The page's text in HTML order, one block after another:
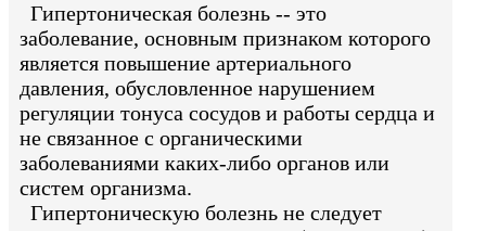
Гипертоническая болезнь -- это
заболевание, основным признаком которого
является повышение артериального
давления, обусловленное нарушением
регуляции тонуса сосудов и работы сердца и
не связанное с органическими
заболеваниями каких-либо органов или
систем организма.
Гипертоническую болезнь не следует